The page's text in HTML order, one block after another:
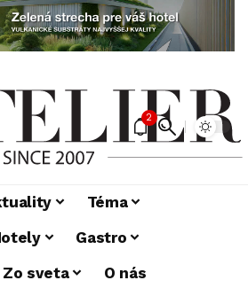
2
Téma
Gastro
Zo sveta
O nás